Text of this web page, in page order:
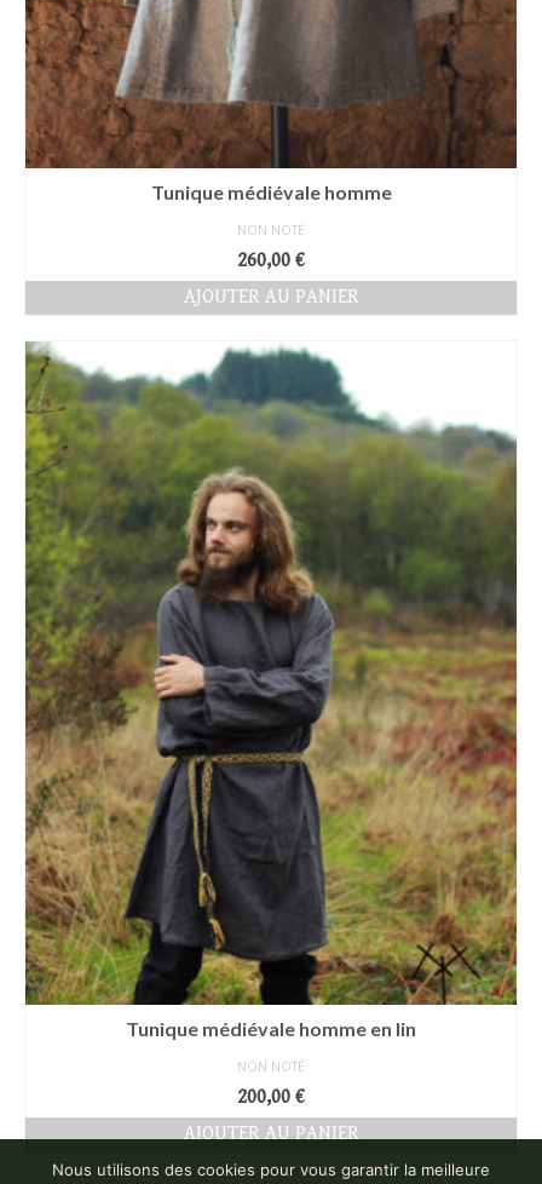
Tunique médiévale homme
NON NOTÉ
260,00 €
AJOUTER AU PANIER
Tunique médiévale homme en lin
NON NOTÉ
200,00 €
AJOUTER AU PANIER
Nous utilisons des cookies pour vous garantir la meilleure